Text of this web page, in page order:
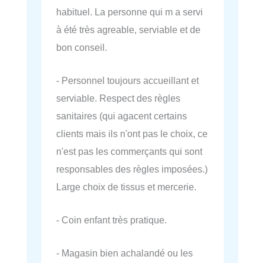
habituel. La personne qui m a servi
à été très agreable, serviable et de
bon conseil.
- Personnel toujours accueillant et
serviable. Respect des règles
sanitaires (qui agacent certains
clients mais ils n'ont pas le choix, ce
n'est pas les commerçants qui sont
responsables des règles imposées.)
Large choix de tissus et mercerie.
- Coin enfant très pratique.
- Magasin bien achalandé ou les